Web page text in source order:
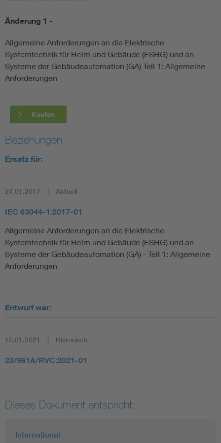
Smart Cities
DKE Fachinformationen im Kontext der Normung
Blitzschutz: DIN EN 62305 in der Übersicht
DIN VDE 0100 für sichere Elektroinstallationen
Änderung 1 -
Allgemeine Anforderungen an die Elektrische
Systemtechnik für Heim und Gebäude (ESHG) und an
Systeme der Gebäudeautomation (GA) Teil 1: Allgemeine
Anforderungen
Kaufen
Beziehungen
Ersatz für:
27.01.2017 Aktuell
IEC 63044-1:2017-01
Allgemeine Anforderungen an die Elektrische
Systemtechnik für Heim und Gebäude (ESHG) und an
Systeme der Gebäudeautomation (GA) - Teil 1: Allgemeine
Anforderungen
Entwurf war:
15.01.2021 Historisch
23/961A/RVC:2021-01
Dieses Dokument entspricht:
International